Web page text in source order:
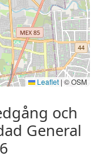
Leaflet | © OSM
och
General